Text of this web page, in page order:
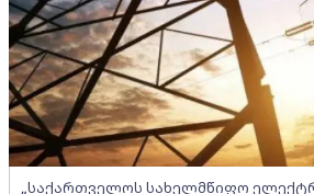
„საქართველოს სახელმწიფო